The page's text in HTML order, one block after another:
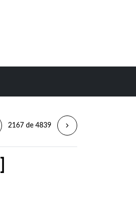
2167 de 4839